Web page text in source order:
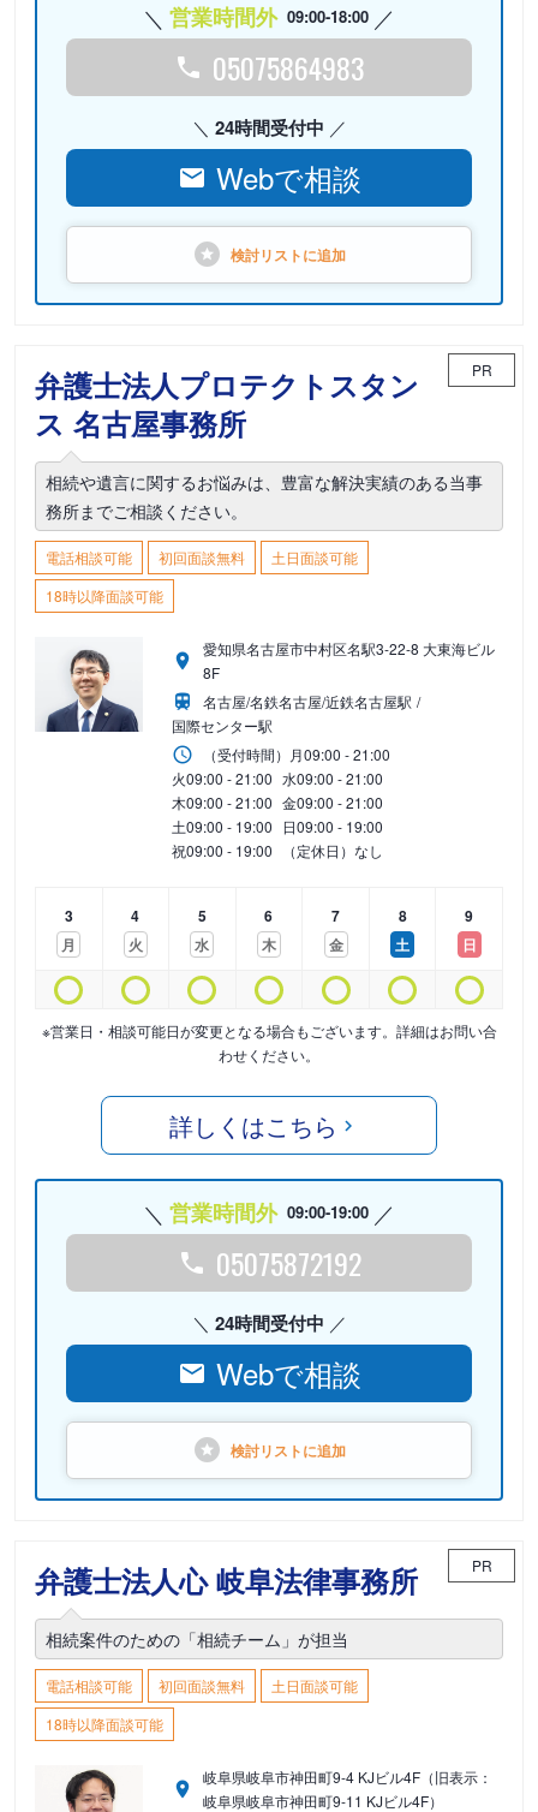
営業時間外 09:00-18:00
05075864983
24時間受付中
Webで相談
検討リストに追加
弁護士法人プロテクトスタン
ス 名古屋事務所
PR
相続や遺言に関するお悩みは、豊富な解決実績のある当事
務所までご相談ください。
電話相談可能 初回面談無料
土日面談可能
18時以降面談可能
愛知県名古屋市中村区名駅3-22-8 大東海ビル
8F
名古屋/名鉄名古屋/近鉄名古屋駅
国際センター駅
（受付時間） 月09:00 - 21:00
火09:00 - 21:00 水09:00 - 21:00
木09:00 - 21:00 金09:00 - 21:00
土09:00 - 19:00 日09:00 - 19:00
祝09:00 - 19:00 （定休日）なし
3
月
4
火
5
水
6
木
7
金
8
土
9
日
※営業日・相談可能日が変更となる場合もございます。詳細はお問い合
わせください。
詳しくはこちら
営業時間外 09:00-19:00
05075872192
24時間受付中
Webで相談
検討リストに追加
弁護士法人心 岐阜法律事務所 PR
相続案件のための「相続チーム」が担当
電話相談可能 初回面談無料
土日面談可能
18時以降面談可能
岐阜県岐阜市神田町9-4 KJビル4F（旧表示：
岐阜県岐阜市神田町9-11 KJビル4F）